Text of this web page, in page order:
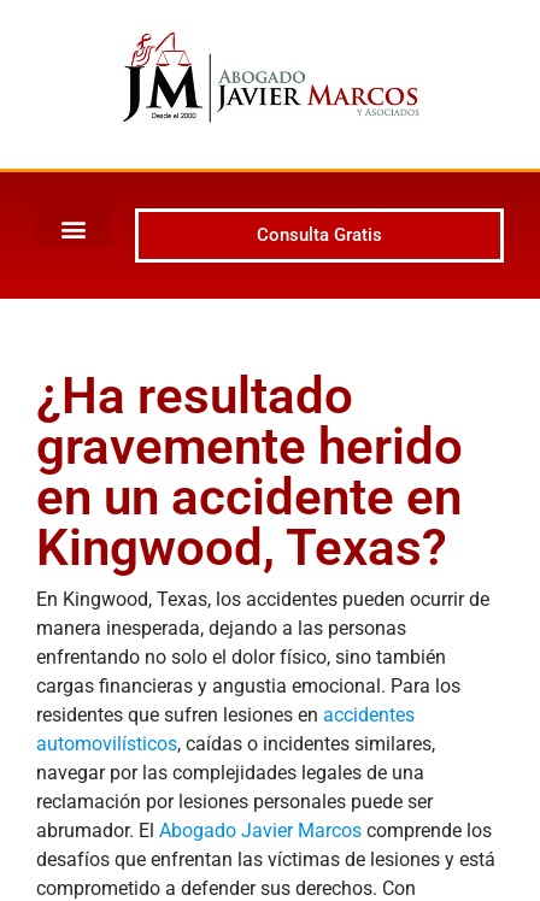
Consulta Gratis
¿Ha resultado
gravemente herido
en un accidente en
Kingwood, Texas?
En Kingwood, Texas, los accidentes pueden ocurrir de
manera inesperada, dejando a las personas
enfrentando no solo el dolor físico, sino también
cargas financieras y angustia emocional. Para los
residentes que sufren lesiones en accidentes
automovilísticos, caídas o incidentes similares,
navegar por las complejidades legales de una
reclamación por lesiones personales puede ser
abrumador. El Abogado Javier Marcos comprende los
desafíos que enfrentan las víctimas de lesiones y está
comprometido a defender sus derechos. Con